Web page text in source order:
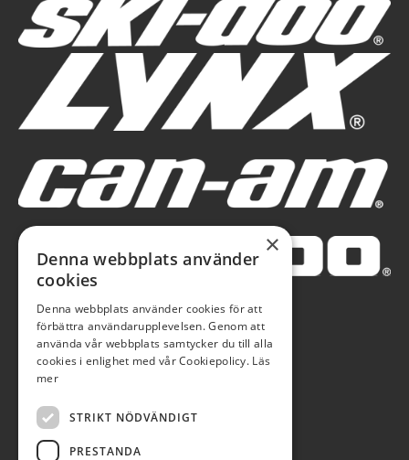
×
Denna webbplats använder
cookies
Denna webbplats använder cookies för att
förbättra användarupplevelsen. Genom att
använda vår webbplats samtycker du till alla
cookies i enlighet med vår Cookiepolicy. Läs
mer
STRIKT NÖDVÄNDIGT
PRESTANDA